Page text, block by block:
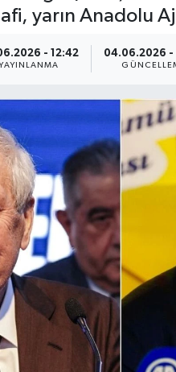
yarın Anadolu
- 12:42 04.06.2026 -